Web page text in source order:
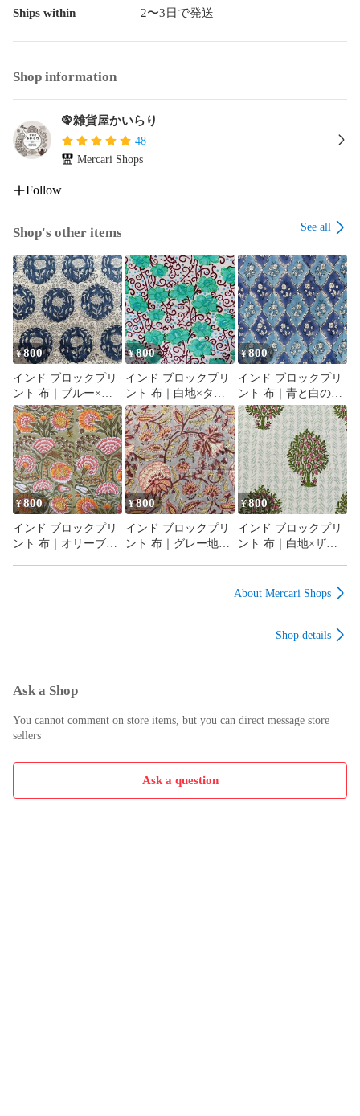
Ships within 2〜3日で発送
Shop information
🦚雑貨屋かいらり
48
Mercari Shops
Follow
Shop's other items See all
¥800
インド ブロックプリ
ント 布｜ブルー×ホ
ワイト メダリオン花
柄 コットン生地
110cm幅 50cm単位販
売
¥800
インド ブロックプリ
ント 布｜白地×ター
コイズグリーン花と
唐草模様 コットン生
地 110cm幅 50cm単位
販売
¥800
インド ブロックプリ
ント 布｜青と白のシ
ノワズリ風 花柄 コッ
トン生地 110cm幅
50cm単位販売
¥800
インド ブロックプリ
ント 布｜オリーブ地
¥800
インド ブロックプリ
ント 布｜グレー地×
¥800
インド ブロックプリ
ント 布｜白地×ザク
位販売
About Mercari Shops
Shop details
Ask a Shop
You cannot comment on store items, but you can direct message store
sellers
Ask a question